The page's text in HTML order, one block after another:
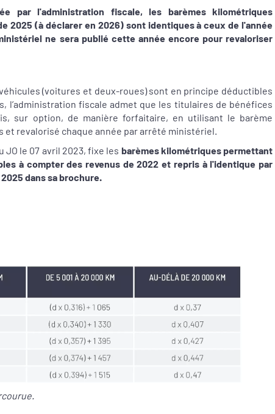
par l'administration fiscale, les barèmes kilométriques
2025 (à déclarer en 2026) sont identiques à ceux de l'année
ne sera publié cette année encore pour revaloriser
(voitures et deux-roues) sont en principe déductibles
l’administration fiscale admet que les titulaires de bénéfices
sur option, de manière forfaitaire, en utilisant le barème
revalorisé chaque année par arrêté ministériel.
JO le 07 avril 2023, fixe les barèmes kilométriques permettant
à compter des revenus de 2022 et repris à l'identique par
dans sa brochure.